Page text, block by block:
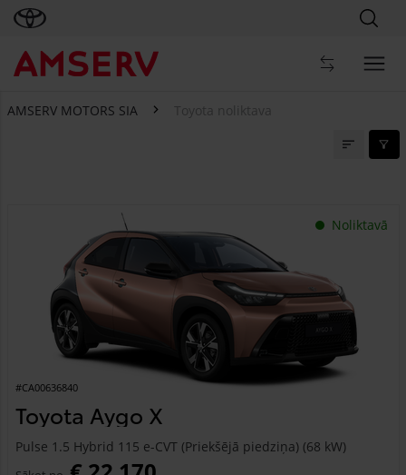
AMSERV MOTORS SIA Toyota noliktava
Noliktavā
#CA00636840
Toyota Aygo X
Pulse 1.5 Hybrid 115 e-CVT (Priekšējā piedziņa) (68 kW)